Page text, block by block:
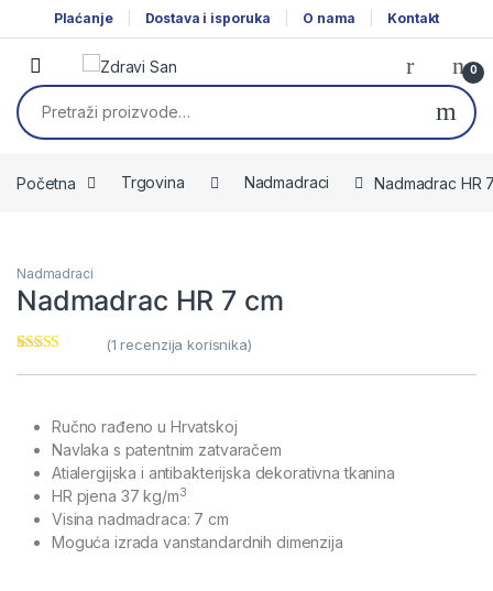
Skip to navigation
Skip to content
Plaćanje Dostava i isporuka O nama Kontakt
0
Pretraži:
Početna Trgovina Nadmadraci Nadmadrac HR
Nadmadraci
Nadmadrac HR 7 cm
ocjena:5.00
(1 recenzija korisnika)
Ručno rađeno u Hrvatskoj
Navlaka s patentnim zatvaračem
Atialergijska i antibakterijska dekorativna tkanina
HR pjena 37 kg/m3
Visina nadmadraca: 7 cm
Moguća izrada vanstandardnih dimenzija